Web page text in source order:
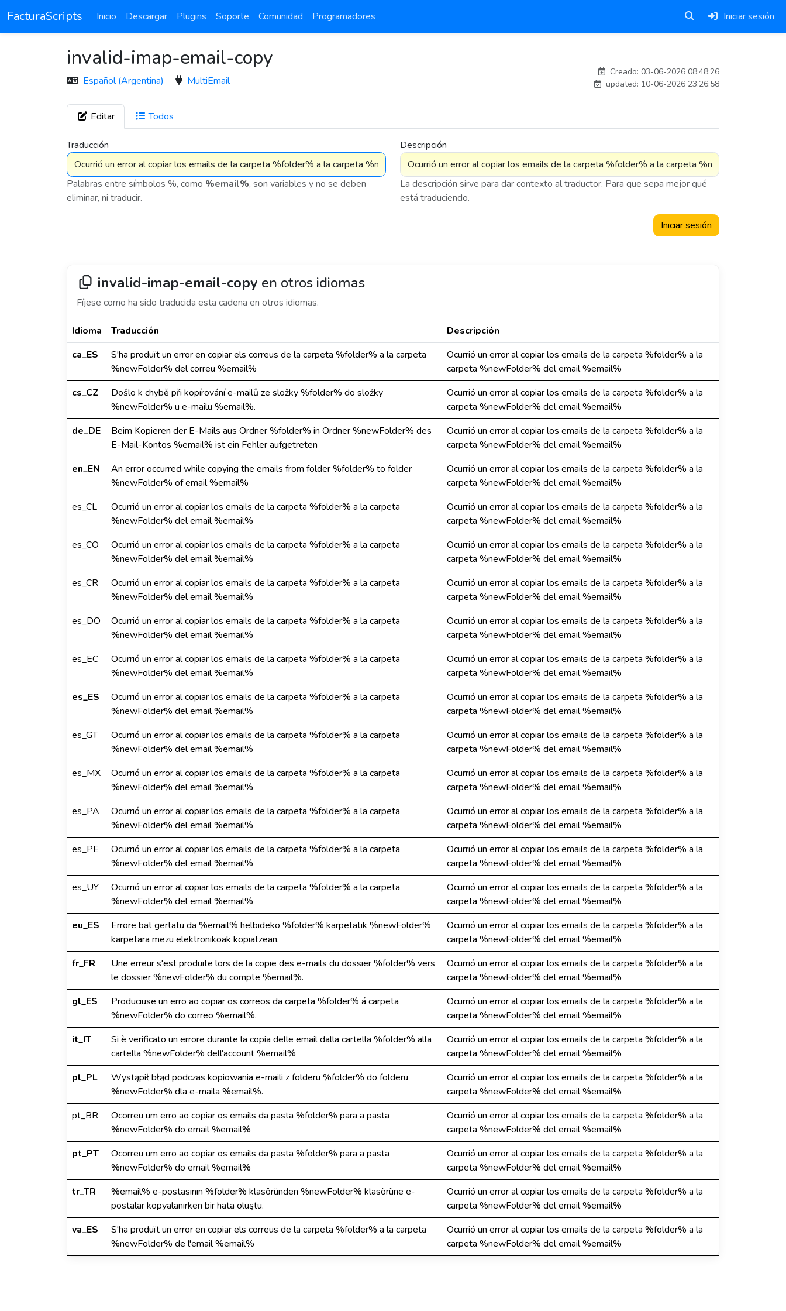
FacturaScripts Inicio Descargar Plugins Soporte Comunidad Programadores Iniciar sesión
invalid-imap-email-copy
Español (Argentina) MultiEmail
Creado: 03-06-2026 08:48:26
updated: 10-06-2026 23:26:58
Editar Todos
Traducción
Palabras entre símbolos %, como %email%, son variables y no se deben
eliminar, ni traducir.
Descripción
La descripción sirve para dar contexto al traductor. Para que sepa mejor qué
está traduciendo.
Iniciar sesión
invalid-imap-email-copy en otros idiomas
Fíjese como ha sido traducida esta cadena en otros idiomas.
Idioma Traducción
Descripción
ca_ES
S'ha produït un error en copiar els correus de la carpeta %folder% a la carpeta
%newFolder% del correu %email%
Ocurrió un error al copiar los emails de la carpeta %folder% a la
carpeta %newFolder% del email %email%
cs_CZ
Došlo k chybě při kopírování e-mailů ze složky %folder% do složky
%newFolder% u e-mailu %email%.
Ocurrió un error al copiar los emails de la carpeta %folder% a la
carpeta %newFolder% del email %email%
de_DE
Beim Kopieren der E-Mails aus Ordner %folder% in Ordner %newFolder% des
E-Mail-Kontos %email% ist ein Fehler aufgetreten
Ocurrió un error al copiar los emails de la carpeta %folder% a la
carpeta %newFolder% del email %email%
en_EN
An error occurred while copying the emails from folder %folder% to folder
%newFolder% of email %email%
Ocurrió un error al copiar los emails de la carpeta %folder% a la
carpeta %newFolder% del email %email%
es_CL
Ocurrió un error al copiar los emails de la carpeta %folder% a la carpeta
%newFolder% del email %email%
Ocurrió un error al copiar los emails de la carpeta %folder% a la
carpeta %newFolder% del email %email%
es_CO
Ocurrió un error al copiar los emails de la carpeta %folder% a la carpeta
%newFolder% del email %email%
Ocurrió un error al copiar los emails de la carpeta %folder% a la
carpeta %newFolder% del email %email%
es_CR
Ocurrió un error al copiar los emails de la carpeta %folder% a la carpeta
%newFolder% del email %email%
Ocurrió un error al copiar los emails de la carpeta %folder% a la
carpeta %newFolder% del email %email%
es_DO
Ocurrió un error al copiar los emails de la carpeta %folder% a la carpeta
%newFolder% del email %email%
Ocurrió un error al copiar los emails de la carpeta %folder% a la
carpeta %newFolder% del email %email%
es_EC
Ocurrió un error al copiar los emails de la carpeta %folder% a la carpeta
%newFolder% del email %email%
Ocurrió un error al copiar los emails de la carpeta %folder% a la
carpeta %newFolder% del email %email%
es_ES
Ocurrió un error al copiar los emails de la carpeta %folder% a la carpeta
%newFolder% del email %email%
Ocurrió un error al copiar los emails de la carpeta %folder% a la
carpeta %newFolder% del email %email%
es_GT
Ocurrió un error al copiar los emails de la carpeta %folder% a la carpeta
%newFolder% del email %email%
Ocurrió un error al copiar los emails de la carpeta %folder% a la
carpeta %newFolder% del email %email%
es_MX
Ocurrió un error al copiar los emails de la carpeta %folder% a la carpeta
%newFolder% del email %email%
Ocurrió un error al copiar los emails de la carpeta %folder% a la
carpeta %newFolder% del email %email%
es_PA
Ocurrió un error al copiar los emails de la carpeta %folder% a la carpeta
%newFolder% del email %email%
Ocurrió un error al copiar los emails de la carpeta %folder% a la
carpeta %newFolder% del email %email%
es_PE
Ocurrió un error al copiar los emails de la carpeta %folder% a la carpeta
%newFolder% del email %email%
Ocurrió un error al copiar los emails de la carpeta %folder% a la
carpeta %newFolder% del email %email%
es_UY
Ocurrió un error al copiar los emails de la carpeta %folder% a la carpeta
%newFolder% del email %email%
Ocurrió un error al copiar los emails de la carpeta %folder% a la
carpeta %newFolder% del email %email%
eu_ES
Errore bat gertatu da %email% helbideko %folder% karpetatik %newFolder%
karpetara mezu elektronikoak kopiatzean.
Ocurrió un error al copiar los emails de la carpeta %folder% a la
carpeta %newFolder% del email %email%
fr_FR
Une erreur s'est produite lors de la copie des e-mails du dossier %folder% vers
le dossier %newFolder% du compte %email%.
Ocurrió un error al copiar los emails de la carpeta %folder% a la
carpeta %newFolder% del email %email%
gl_ES
Produciuse un erro ao copiar os correos da carpeta %folder% á carpeta
%newFolder% do correo %email%.
Ocurrió un error al copiar los emails de la carpeta %folder% a la
carpeta %newFolder% del email %email%
it_IT
Si è verificato un errore durante la copia delle email dalla cartella %folder% alla
cartella %newFolder% dell'account %email%
Ocurrió un error al copiar los emails de la carpeta %folder% a la
carpeta %newFolder% del email %email%
pl_PL
Wystąpił błąd podczas kopiowania e-maili z folderu %folder% do folderu
%newFolder% dla e-maila %email%.
Ocurrió un error al copiar los emails de la carpeta %folder% a la
carpeta %newFolder% del email %email%
pt_BR
Ocorreu um erro ao copiar os emails da pasta %folder% para a pasta
%newFolder% do email %email%
Ocurrió un error al copiar los emails de la carpeta %folder% a la
carpeta %newFolder% del email %email%
pt_PT
Ocorreu um erro ao copiar os emails da pasta %folder% para a pasta
%newFolder% do email %email%
Ocurrió un error al copiar los emails de la carpeta %folder% a la
carpeta %newFolder% del email %email%
tr_TR
%email% e-postasının %folder% klasöründen %newFolder% klasörüne e-
postalar kopyalanırken bir hata oluştu.
Ocurrió un error al copiar los emails de la carpeta %folder% a la
carpeta %newFolder% del email %email%
va_ES
S'ha produït un error en copiar els correus de la carpeta %folder% a la carpeta
%newFolder% de l'email %email%
Ocurrió un error al copiar los emails de la carpeta %folder% a la
carpeta %newFolder% del email %email%